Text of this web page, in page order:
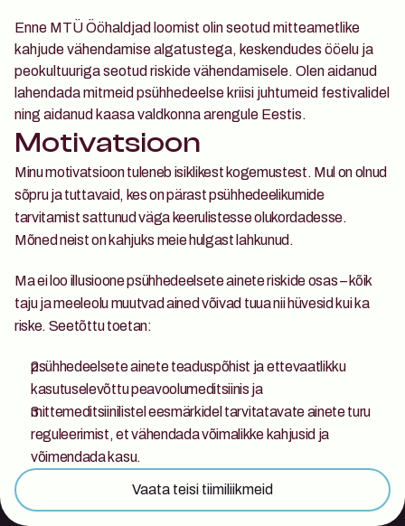
Enne MTÜ Ööhaldjad loomist olin seotud mitteametlike
kahjude vähendamise algatustega, keskendudes ööelu ja
peokultuuriga seotud riskide vähendamisele. Olen aidanud
lahendada mitmeid psühhedeelse kriisi juhtumeid festivalidel
ning aidanud kaasa valdkonna arengule Eestis.
Motivatsioon
Minu motivatsioon tuleneb isiklikest kogemustest. Mul on olnud
sõpru ja tuttavaid, kes on pärast psühhedeelikumide
tarvitamist sattunud väga keerulistesse olukordadesse.
Mõned neist on kahjuks meie hulgast lahkunud.
Ma ei loo illusioone psühhedeelsete ainete riskide osas – kõik
taju ja meeleolu muutvad ained võivad tuua nii hüvesid kui ka
riske. Seetõttu toetan:
psühhedeelsete ainete teaduspõhist ja ettevaatlikku
kasutuselevõttu peavoolumeditsiinis ja
mittemeditsiinilistel eesmärkidel tarvitatavate ainete turu
reguleerimist, et vähendada võimalikke kahjusid ja
võimendada kasu.
Vaata teisi tiimiliikmeid